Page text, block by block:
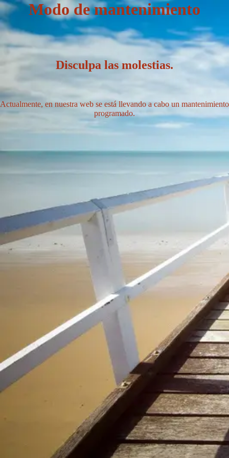
Modo de mantenimiento
Disculpa las molestias.
Actualmente, en nuestra web se está llevando a cabo un mantenimiento
programado.